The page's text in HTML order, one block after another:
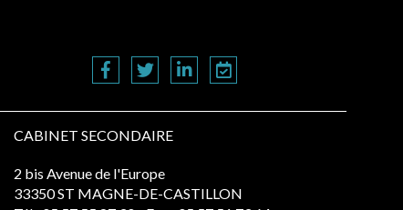
CABINET SECONDAIRE
2 bis Avenue de l'Europe
33350 ST MAGNE-DE-CASTILLON